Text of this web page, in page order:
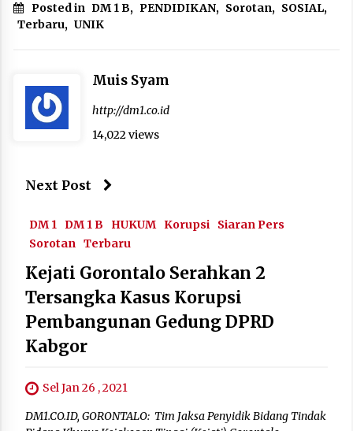
Posted in DM 1 B, PENDIDIKAN, Sorotan, SOSIAL,
Terbaru, UNIK
Muis Syam
http://dm1.co.id
14,022 views
Next Post
DM 1 DM 1 B HUKUM Korupsi
Siaran Pers
Sorotan Terbaru
Kejati Gorontalo Serahkan 2
Tersangka Kasus Korupsi
Pembangunan Gedung DPRD
Kabgor
Sel Jan 26 , 2021
DM1.CO.ID, GORONTALO: Tim Jaksa Penyidik Bidang Tindak